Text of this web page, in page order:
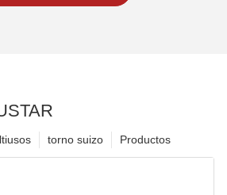
Productos
torno suizo